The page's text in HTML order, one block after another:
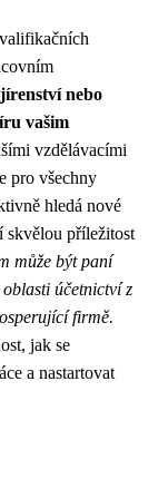
nebo
vašim
vzdělávacími
pro všechny
hledá nové
skvělou příležitost
může být paní
účetnictví z
firmě.
jak se
a nastartovat